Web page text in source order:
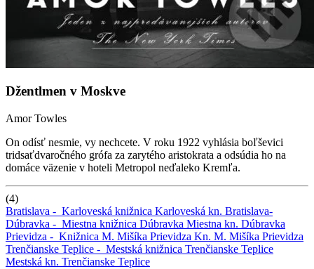
Džentlmen v Moskve
Amor Towles
On odísť nesmie, vy nechcete. V roku 1922 vyhlásia boľševici
tridsaťdvaročného grófa za zarytého aristokrata a odsúdia ho na
domáce väzenie v hoteli Metropol neďaleko Kremľa.
(4)
Bratislava - Karloveská knižnica Karloveská kn. Bratislava-
Dúbravka - Miestna knižnica Dúbravka Miestna kn. Dúbravka
Prievidza - Knižnica M. Mišíka Prievidza Kn. M. Mišíka Prievidza
Trenčianske Teplice - Mestská knižnica Trenčianske Teplice
Mestská kn. Trenčianske Teplice